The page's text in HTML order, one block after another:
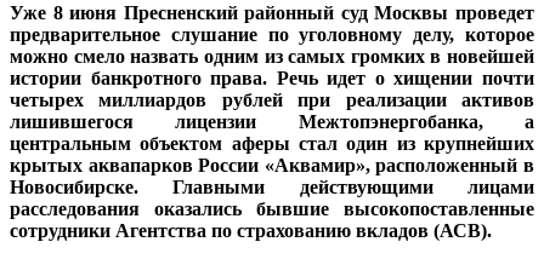
Уже 8 июня Пресненский районный суд Москвы проведет
предварительное слушание по уголовному делу, которое
можно смело назвать одним из самых громких в новейшей
истории банкротного права. Речь идет о хищении почти
четырех миллиардов рублей при реализации активов
лишившегося лицензии Межтопэнергобанка, а
центральным объектом аферы стал один из крупнейших
крытых аквапарков России «Аквамир», расположенный в
Новосибирске. Главными действующими лицами
расследования оказались бывшие высокопоставленные
сотрудники Агентства по страхованию вкладов (АСВ).